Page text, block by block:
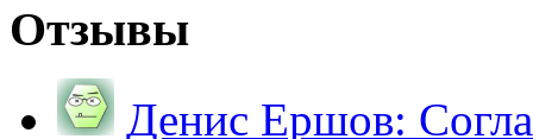
Отзывы
Денис Ершов: